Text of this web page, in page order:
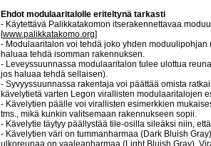
Ehdot modulaaritalolle eriteltynä tarkasti
- Käytettävä Palikkatakomon itserakennettavaa
[www.palikkatakomo.org]
- Modulaaritalon voi tehdä joko yhden
haluaa tehdä isomman rakennuksen.
- Leveyssuunnassa modulaaritalon tulee ulottua
jos haluaa tehdä sellaisen).
- Syvyyssuunnassa rakentaja voi päättää omista
kävelytietä varten Legon virallisten modulaaritalojen
- Kävelytien päälle voi virallisten esimerkkien
tms., mikä kunkin valitsemaan rakennukseen sopii.
- Kävelytie täytyy päällystää tile-osilla sileäksi niin,
- Kävelytien väri on tummanharmaa (Dark Bluish
ulkoreunaa on vaaleanharmaa (Light Bluish Gray).